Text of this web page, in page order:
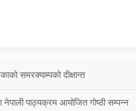
समरक्याम्पको दीक्षान्त
नेपाली पाठ्यक्रम आयोजित गोष्ठी सम्पन्न